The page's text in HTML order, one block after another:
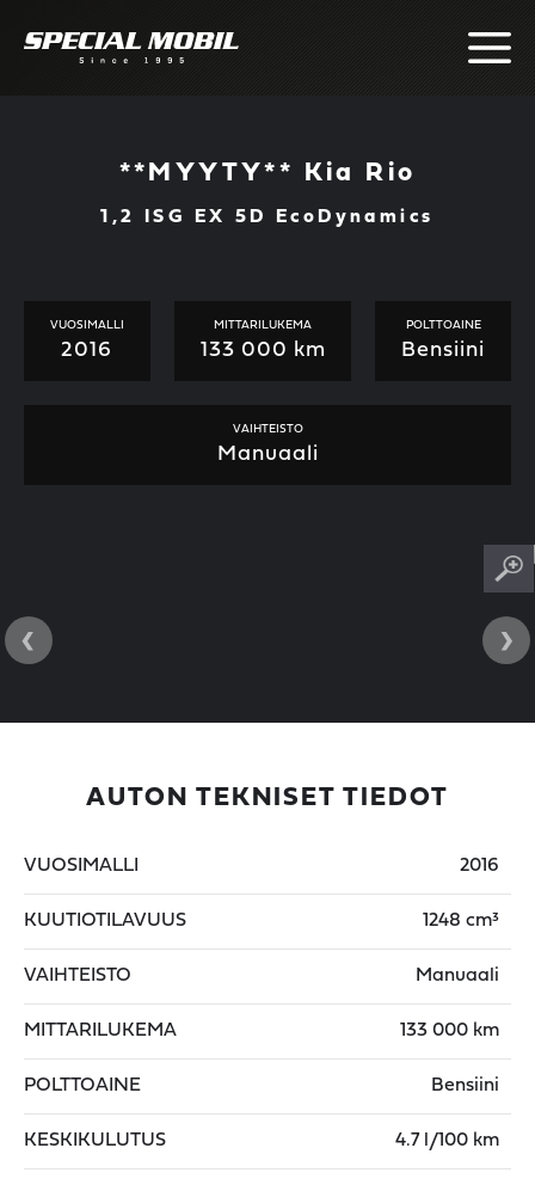
**MYYTY** Kia Rio
1,2 ISG EX 5D EcoDynamics
VUOSIMALLI
2016
MITTARILUKEMA
133 000 km
POLTTOAINE
Bensiini
VAIHTEISTO
Manuaali
‹ ›
AUTON TEKNISET TIEDOT
VUOSIMALLI 2016
KUUTIOTILAVUUS 1248 cm³
VAIHTEISTO Manuaali
MITTARILUKEMA 133 000 km
POLTTOAINE Bensiini
KESKIKULUTUS 4.7 l/100 km